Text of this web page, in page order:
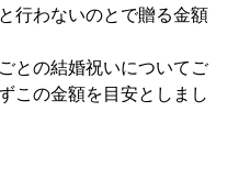
行わないのとで贈る金額
との結婚祝いについてご
この金額を目安としまし